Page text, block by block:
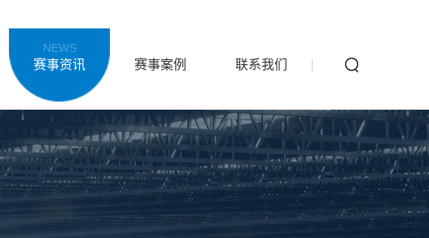
NEWS
赛事资讯 赛事案例 联系我们